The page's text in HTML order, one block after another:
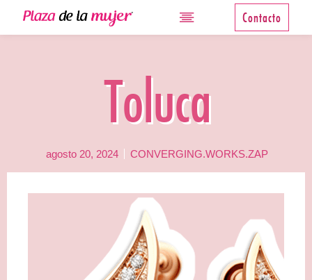
Contacto
Toluca
agosto 20, 2024 CONVERGING.WORKS.ZAP